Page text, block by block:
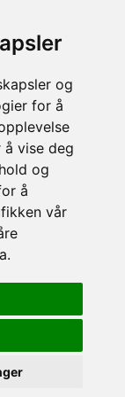
og
for å
vise deg
og
å
vår
Horn Digital